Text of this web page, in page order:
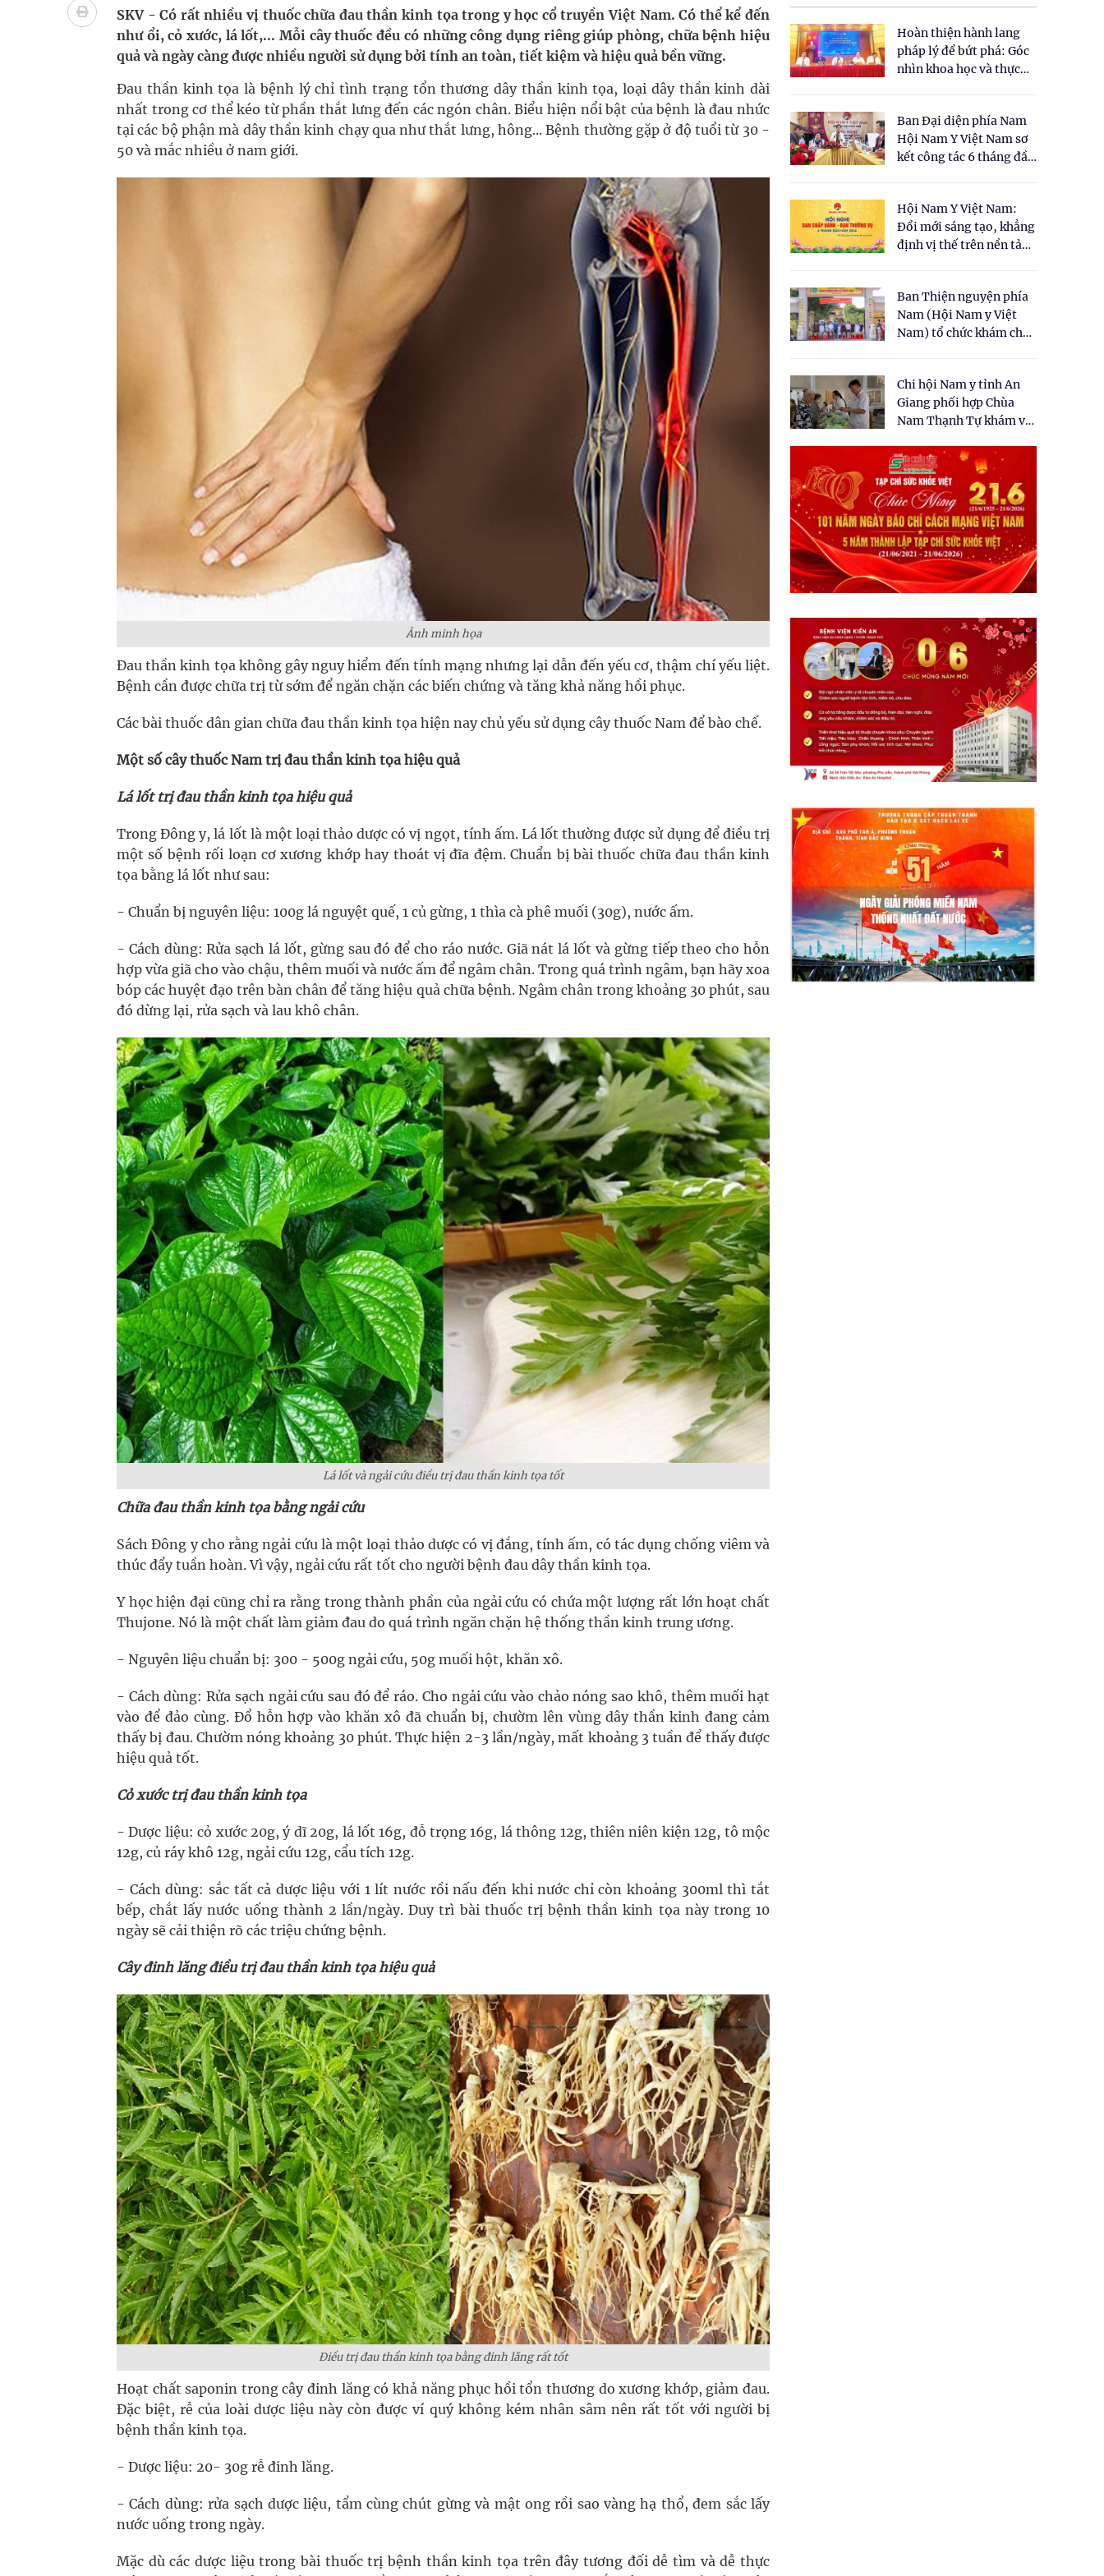
Quan Bằng Chứng Dược Lý Và Cơ Chế Phân Tử
Xây dựng bản đồ mạng lưới cấp cứu ngoại viện toàn quốc
Dự báo thời tiết ngày 08/8/2026: Bắc Bộ nắng nóng, nhiệt độ cao nhất 35 độ
Đắk Lắk: Đẩy nhanh tiến độ khám sức khỏe định kỳ, khám sàng lọc cho người dân
Tổng hợp những cách trị thâm body nách, bẹn, mông cực hiệu quả
SKV - Có rất nhiều vị thuốc chữa đau thần kinh tọa trong y học cổ truyền Việt Nam. Có thể kể đến
như ổi, cỏ xước, lá lốt,... Mỗi cây thuốc đều có những công dụng riêng giúp phòng, chữa bệnh hiệu
quả và ngày càng được nhiều người sử dụng bởi tính an toàn, tiết kiệm và hiệu quả bền vững.
Đau thần kinh tọa là bệnh lý chỉ tình trạng tổn thương dây thần kinh tọa, loại dây thần kinh dài
nhất trong cơ thể kéo từ phần thắt lưng đến các ngón chân. Biểu hiện nổi bật của bệnh là đau nhức
tại các bộ phận mà dây thần kinh chạy qua như thắt lưng, hông... Bệnh thường gặp ở độ tuổi từ 30 -
50 và mắc nhiều ở nam giới.
Ảnh minh họa
Đau thần kinh tọa không gây nguy hiểm đến tính mạng nhưng lại dẫn đến yếu cơ, thậm chí yếu liệt.
Bệnh cần được chữa trị từ sớm để ngăn chặn các biến chứng và tăng khả năng hồi phục.
Các bài thuốc dân gian chữa đau thần kinh tọa hiện nay chủ yếu sử dụng cây thuốc Nam để bào chế.
Một số cây thuốc Nam trị đau thần kinh tọa hiệu quả
Lá lốt trị đau thần kinh tọa hiệu quả
Trong Đông y, lá lốt là một loại thảo dược có vị ngọt, tính ấm. Lá lốt thường được sử dụng để điều trị
một số bệnh rối loạn cơ xương khớp hay thoát vị đĩa đệm. Chuẩn bị bài thuốc chữa đau thần kinh
tọa bằng lá lốt như sau:
- Chuẩn bị nguyên liệu: 100g lá nguyệt quế, 1 củ gừng, 1 thìa cà phê muối (30g), nước ấm.
- Cách dùng: Rửa sạch lá lốt, gừng sau đó để cho ráo nước. Giã nát lá lốt và gừng tiếp theo cho hỗn
hợp vừa giã cho vào chậu, thêm muối và nước ấm để ngâm chân. Trong quá trình ngâm, bạn hãy xoa
bóp các huyệt đạo trên bàn chân để tăng hiệu quả chữa bệnh. Ngâm chân trong khoảng 30 phút, sau
đó dừng lại, rửa sạch và lau khô chân.
Lá lốt và ngải cứu điều trị đau thần kinh tọa tốt
Chữa đau thần kinh tọa bằng ngải cứu
Sách Đông y cho rằng ngải cứu là một loại thảo dược có vị đắng, tính ấm, có tác dụng chống viêm và
thúc đẩy tuần hoàn. Vì vậy, ngải cứu rất tốt cho người bệnh đau dây thần kinh tọa.
Y học hiện đại cũng chỉ ra rằng trong thành phần của ngải cứu có chứa một lượng rất lớn hoạt chất
Thujone. Nó là một chất làm giảm đau do quá trình ngăn chặn hệ thống thần kinh trung ương.
- Nguyên liệu chuẩn bị: 300 - 500g ngải cứu, 50g muối hột, khăn xô.
- Cách dùng: Rửa sạch ngải cứu sau đó để ráo. Cho ngải cứu vào chảo nóng sao khô, thêm muối hạt
vào để đảo cùng. Đổ hỗn hợp vào khăn xô đã chuẩn bị, chườm lên vùng dây thần kinh đang cảm
thấy bị đau. Chườm nóng khoảng 30 phút. Thực hiện 2-3 lần/ngày, mất khoảng 3 tuần để thấy được
hiệu quả tốt.
Cỏ xước trị đau thần kinh tọa
- Dược liệu: cỏ xước 20g, ý dĩ 20g, lá lốt 16g, đỗ trọng 16g, lá thông 12g, thiên niên kiện 12g, tô mộc
12g, củ ráy khô 12g, ngải cứu 12g, cẩu tích 12g.
- Cách dùng: sắc tất cả dược liệu với 1 lít nước rồi nấu đến khi nước chỉ còn khoảng 300ml thì tắt
bếp, chắt lấy nước uống thành 2 lần/ngày. Duy trì bài thuốc trị bệnh thần kinh tọa này trong 10
ngày sẽ cải thiện rõ các triệu chứng bệnh.
Cây đinh lăng điều trị đau thần kinh tọa hiệu quả
Điều trị đau thần kinh tọa bằng đinh lăng rất tốt
Hoạt chất saponin trong cây đinh lăng có khả năng phục hồi tổn thương do xương khớp, giảm đau.
Đặc biệt, rễ của loài dược liệu này còn được ví quý không kém nhân sâm nên rất tốt với người bị
bệnh thần kinh tọa.
- Dược liệu: 20- 30g rễ đinh lăng.
- Cách dùng: rửa sạch dược liệu, tẩm cùng chút gừng và mật ong rồi sao vàng hạ thổ, đem sắc lấy
nước uống trong ngày.
Mặc dù các dược liệu trong bài thuốc trị bệnh thần kinh tọa trên đây tương đối dễ tìm và dễ thực
Hoàn thiện hành lang
pháp lý để bứt phá: Góc
nhìn khoa học và thực
cho Luật Y dược cổ
truyền Việt Nam"
Ban Đại diện phía Nam
Hội Nam Y Việt Nam sơ
kết công tác 6 tháng đầu
Hội Nam Y Việt Nam:
Đổi mới sáng tạo, khẳng
định vị thế trên nền tảng
Ban Thiện nguyện phía
Nam (Hội Nam y Việt
Nam) tổ chức khám chữa
dân tại xã Tân Tập
Chi hội Nam y tỉnh An
Giang phối hợp Chùa
Nam Thạnh Tự khám và
nhân dân